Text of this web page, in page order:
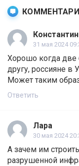
Константин
31 мая 2024
Хорошо когда две
другу, россияне в
Может таким
Ответить
Лара
30 мая 2024
А зачем им
разрушенной